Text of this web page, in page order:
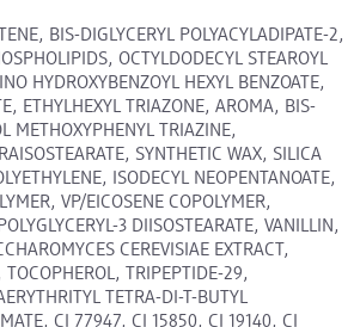
BIS-DIGLYCERYL POLYACYLADIPATE-2,
OCTYLDODECYL STEAROYL
HYDROXYBENZOYL HEXYL BENZOATE,
ETHYLHEXYL TRIAZONE, AROMA, BIS-
METHOXYPHENYL TRIAZINE,
SYNTHETIC WAX, SILICA
ISODECYL NEOPENTANOATE,
VP/EICOSENE COPOLYMER,
3 DIISOSTEARATE, VANILLIN,
CEREVISIAE EXTRACT,
TOCOPHEROL, TRIPEPTIDE-29,
TETRA-DI-T-BUTYL
CI 77947, CI 15850, CI 19140, CI